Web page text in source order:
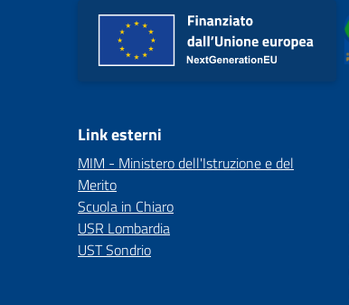
Link esterni
MIM - Ministero dell'Istruzione e del
Merito
Scuola in Chiaro
USR Lombardia
UST Sondrio